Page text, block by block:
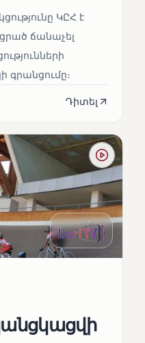
ԿԸՀ է
ճանաչել
գրանցումը։
Դիտել